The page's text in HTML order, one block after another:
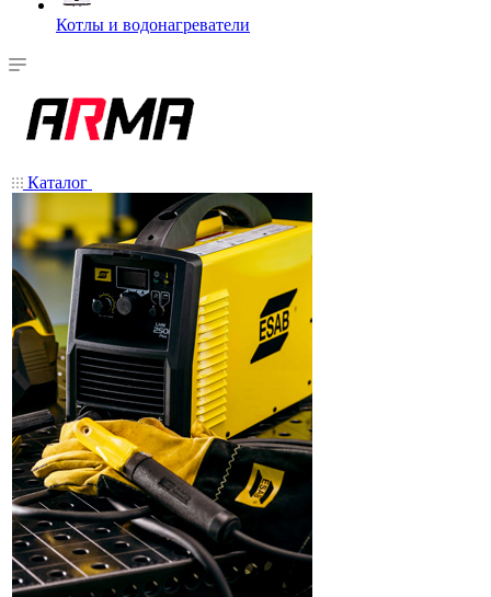
Котлы и водонагреватели
Каталог